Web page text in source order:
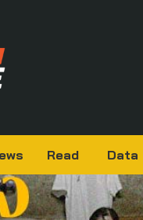
Read Data